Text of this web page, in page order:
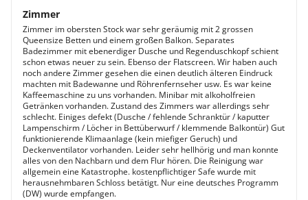
Zimmer
Zimmer im obersten Stock war sehr geräumig mit 2 grossen
Queensize Betten und einem großen Balkon. Separates
Badezimmer mit ebenerdiger Dusche und Regenduschkopf schient
schon etwas neuer zu sein. Ebenso der Flatscreen. Wir haben auch
noch andere Zimmer gesehen die einen deutlich älteren Eindruck
machten mit Badewanne und Röhrenfernseher usw. Es war keine
Kaffeemaschine zu uns vorhanden. Minibar mit alkoholfreien
Getränken vorhanden. Zustand des Zimmers war allerdings sehr
schlecht. Einiges defekt (Dusche / fehlende Schranktür / kaputter
Lampenschirm / Löcher in Bettüberwurf / klemmende Balkontür) Gut
funktionierende Klimaanlage (kein miefiger Geruch) und
Deckenventilator vorhanden. Leider sehr hellhörig und man konnte
alles von den Nachbarn und dem Flur hören. Die Reinigung war
allgemein eine Katastrophe. kostenpflichtiger Safe wurde mit
herausnehmbaren Schloss betätigt. Nur eine deutsches Programm
(DW) wurde empfangen.